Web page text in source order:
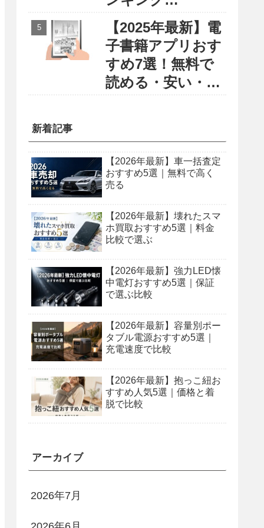
〜円安・物価高に
負けない賢い留学
選び〜
【2025年最新】電
子書籍アプリおす
すめ7選！無料で
読める・安い・使
新着記事
【2026年最新】車一括査定
おすすめ5選｜無料で高く
売る
【2026年最新】壊れたスマ
ホ買取おすすめ5選｜料金
比較で選ぶ
【2026年最新】強力LED懐
中電灯おすすめ5選｜保証
で選ぶ比較
【2026年最新】容量別ポー
タブル電源おすすめ5選｜
充電速度で比較
【2026年最新】抱っこ紐お
すすめ人気5選｜価格と着
脱で比較
アーカイブ
2026年7月